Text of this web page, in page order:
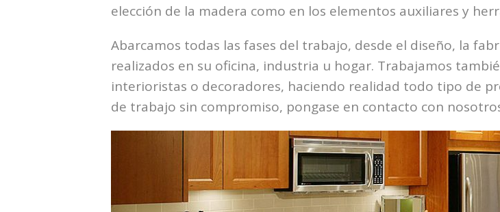
elección de la madera como en los elementos auxiliares y
Abarcamos todas las fases del trabajo, desde el diseño, la
realizados en su oficina, industria u hogar. Trabajamos
interioristas o decoradores, haciendo realidad todo tipo de
de trabajo sin compromiso, pongase en contacto con